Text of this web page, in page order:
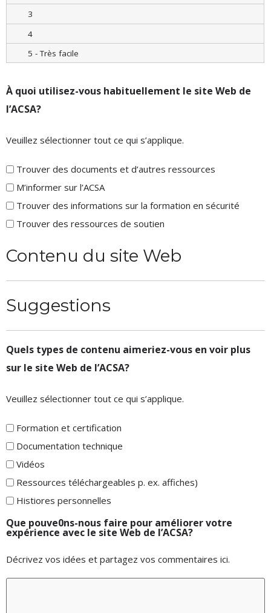
À quoi utilisez-vous habituellement le site Web de
l’ACSA?
Veuillez sélectionner tout ce qui s’applique.
Trouver des documents et d’autres ressources
M’informer sur l’ACSA
Trouver des informations sur la formation en sécurité
Trouver des ressources de soutien
Contenu du site Web
Suggestions
Quels types de contenu aimeriez-vous en voir plus
sur le site Web de l’ACSA?
Veuillez sélectionner tout ce qui s’applique.
Formation et certification
Documentation technique
Vidéos
Ressources téléchargeables p. ex. affiches)
Histiores personnelles
Que pouve0ns-nous faire pour améliorer votre
expérience avec le site Web de l’ACSA?
Décrivez vos idées et partagez vos commentaires ici.